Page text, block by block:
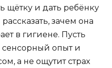
щётку и дать ребёнку
зачем она
в гигиене. Пусть
опыт и
а не ощутит страх